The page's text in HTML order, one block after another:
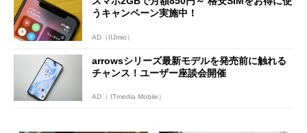
うキャンペーン実施中！
AD（IIJmio）
arrowsシリーズ最新モデルを発売前に触れる
チャンス！ユーザー座談会開催
AD（ ITmedia Mobile）